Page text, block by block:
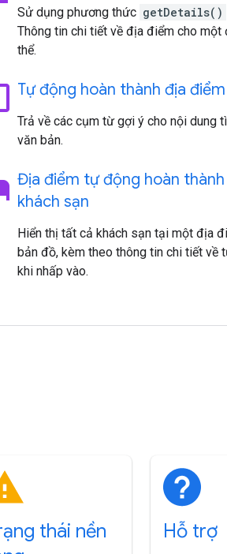
Sử dụng phương thức getDetails()
Thông tin chi tiết về địa điểm cho một
thể.
Tự động hoàn thành địa điểm
Trả về các cụm từ gợi ý cho nội dung
văn bản.
Địa điểm tự động hoàn
khách sạn
Hiển thị tất cả khách sạn tại một địa
bản đồ, kèm theo thông tin chi tiết về
khi nhấp vào.
thái nền
Hỗ trợ